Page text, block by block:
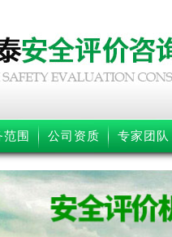
范围 公司资质 专家团队